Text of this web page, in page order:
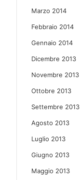
Marzo 2014
Febbraio 2014
Gennaio 2014
Dicembre 2013
Novembre 2013
Ottobre 2013
Settembre 2013
Agosto 2013
Luglio 2013
Giugno 2013
Maggio 2013